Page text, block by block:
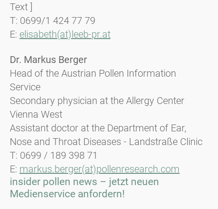
Text ]
T: 0699/1 424 77 79
E: elisabeth(at)leeb-pr.at
Dr. Markus Berger
Head of the Austrian Pollen Information
Service
Secondary physician at the Allergy Center
Vienna West
Assistant doctor at the Department of Ear,
Nose and Throat Diseases - Landstraße Clinic
T: 0699 / 189 398 71
E: markus.berger(at)pollenresearch.com
insider pollen news – jetzt neuen
Medienservice anfordern!